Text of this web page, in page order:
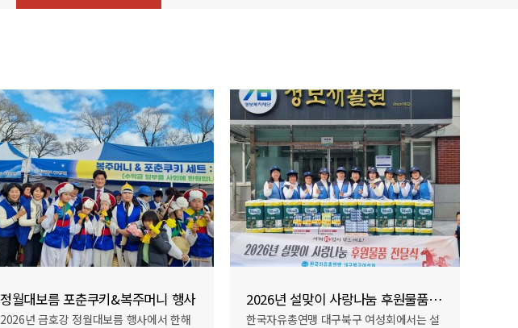
2026년 설맞이 사랑나눔 후원물품 전달식
한국자유총연맹 대구북구 여성회에서는 설
재가노인 밑반찬 봉사
2026년 1월 23일 여성회에서는 선린복지